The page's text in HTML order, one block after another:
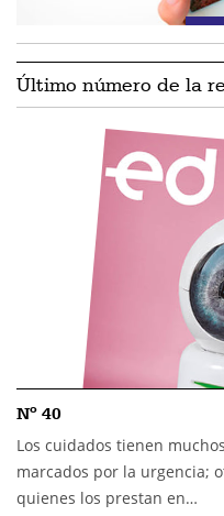
Último número de la
Nº 40
Los cuidados tienen
marcados por la urgencia;
quienes los prestan en…